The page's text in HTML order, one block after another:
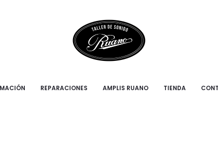
REPARACIONES AMPLIS RUANO TIENDA